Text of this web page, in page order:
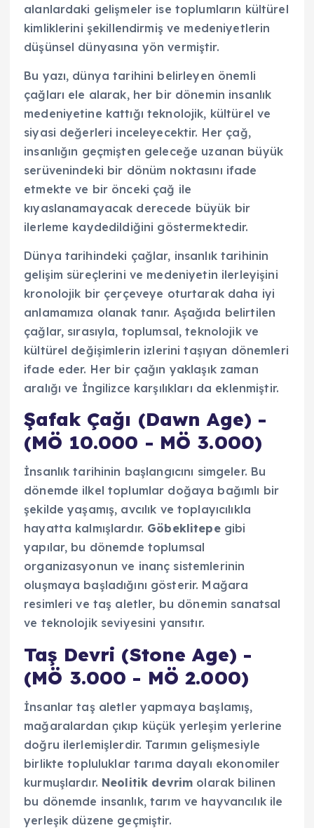
alanlardaki gelişmeler ise toplumların kültürel
kimliklerini şekillendirmiş ve medeniyetlerin
düşünsel dünyasına yön vermiştir.
Bu yazı, dünya tarihini belirleyen önemli
çağları ele alarak, her bir dönemin insanlık
medeniyetine kattığı teknolojik, kültürel ve
siyasi değerleri inceleyecektir. Her çağ,
insanlığın geçmişten geleceğe uzanan büyük
serüvenindeki bir dönüm noktasını ifade
etmekte ve bir önceki çağ ile
kıyaslanamayacak derecede büyük bir
ilerleme kaydedildiğini göstermektedir.
Dünya tarihindeki çağlar, insanlık tarihinin
gelişim süreçlerini ve medeniyetin ilerleyişini
kronolojik bir çerçeveye oturtarak daha iyi
anlamamıza olanak tanır. Aşağıda belirtilen
çağlar, sırasıyla, toplumsal, teknolojik ve
kültürel değişimlerin izlerini taşıyan dönemleri
ifade eder. Her bir çağın yaklaşık zaman
aralığı ve İngilizce karşılıkları da eklenmiştir.
Şafak Çağı (Dawn Age) -
(MÖ 10.000 - MÖ 3.000)
İnsanlık tarihinin başlangıcını simgeler. Bu
dönemde ilkel toplumlar doğaya bağımlı bir
şekilde yaşamış, avcılık ve toplayıcılıkla
hayatta kalmışlardır. Göbeklitepegibi
yapılar, bu dönemde toplumsal
organizasyonun ve inanç sistemlerinin
oluşmaya başladığını gösterir. Mağara
resimleri ve taş aletler, bu dönemin sanatsal
ve teknolojik seviyesini yansıtır.
Taş Devri (Stone Age) -
(MÖ 3.000 - MÖ 2.000)
İnsanlar taş aletler yapmaya başlamış,
mağaralardan çıkıp küçük yerleşim yerlerine
doğru ilerlemişlerdir. Tarımın gelişmesiyle
birlikte topluluklar tarıma dayalı ekonomiler
kurmuşlardır. Neolitik devrim olarak bilinen
bu dönemde insanlık, tarım ve hayvancılık ile
yerleşik düzene geçmiştir.